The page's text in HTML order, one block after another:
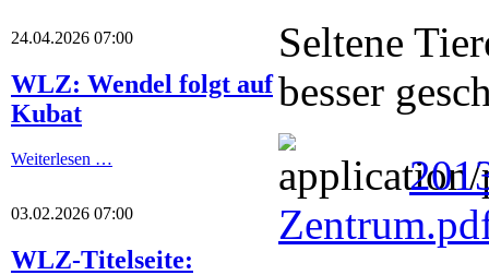
24.04.2026 07:00
WLZ: Wendel folgt auf
Kubat
Weiterlesen …
03.02.2026 07:00
WLZ-Titelseite:
Seltene
besser